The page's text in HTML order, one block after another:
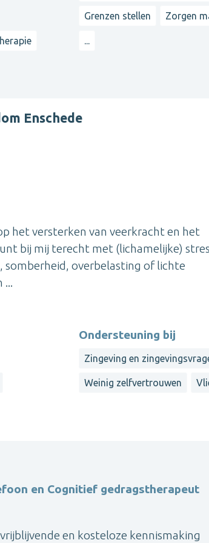
Grenzen stellen Zorgen
Enschede
het versterken van veerkracht en het
bij mij terecht met (lichamelijke)
somberheid, overbelasting of lichte
...
Ondersteuning bij
Zingeving en
Weinig zelfvertrouwen
en Cognitief gedragstherapeut
en kosteloze kennismaking